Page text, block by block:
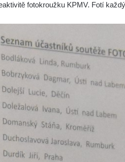
fotokroužku KPMV. Fotí